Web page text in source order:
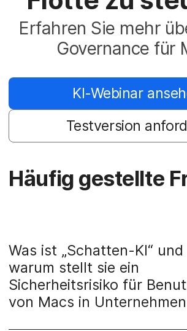
Erfahren Sie mehr
Governance für
KI-Webinar
Testversion
Häufig gestellte
Was ist „Schatten-KI“ und
warum stellt sie ein
Sicherheitsrisiko für
von Macs in